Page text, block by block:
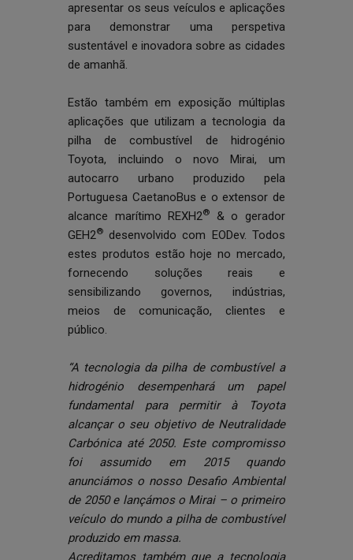
apresentar os seus veículos e aplicações
para demonstrar uma perspetiva
sustentável e inovadora sobre as cidades
de amanhã.
Estão também em exposição múltiplas
aplicações que utilizam a tecnologia da
pilha de combustível de hidrogénio
Toyota, incluindo o novo Mirai, um
autocarro urbano produzido pela
Portuguesa CaetanoBus e o extensor de
alcance marítimo REXH2®
& o gerador
GEH2® desenvolvido com EODev. Todos
estes produtos estão hoje no mercado,
fornecendo soluções reais e
sensibilizando governos, indústrias,
meios de comunicação, clientes e
público.
“A tecnologia da pilha de combustível a
hidrogénio desempenhará um papel
fundamental para permitir à Toyota
alcançar o seu objetivo de Neutralidade
Carbónica até 2050. Este compromisso
foi assumido em 2015 quando
anunciámos o nosso Desafio Ambiental
de 2050 e lançámos o Mirai – o primeiro
veículo do mundo a pilha de combustível
produzido em massa.
Acreditamos também que a tecnologia